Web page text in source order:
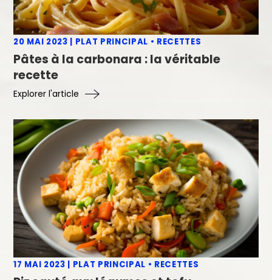
20 MAI 2023 | PLAT PRINCIPAL • RECETTES
Pâtes à la carbonara : la véritable
recette
Explorer l'article
17 MAI 2023 | PLAT PRINCIPAL • RECETTES